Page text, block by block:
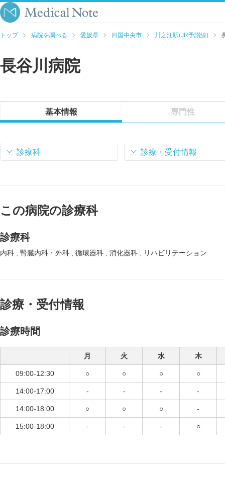
トップ 病院を調べる 愛媛県 四国中央市 川之江駅(JR予讃線)
長谷川病院
基本情報 専門性
診療科 診療・受付情報
この病院の診療科
診療科
内科 腎臓内科・外科 循環器科 消化器科 リハビリテーション
診療・受付情報
診療時間
月 火 水 木
09:00-12:30 ○ ○ ○ ○
14:00-17:00 - - - -
14:00-18:00 ○ ○ ○ -
15:00-18:00 - - - ○